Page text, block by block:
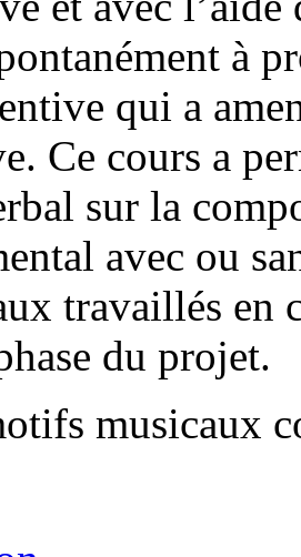
à
qui a
Ce cours a
sur la
avec ou
travaillés
du projet.
musicaux